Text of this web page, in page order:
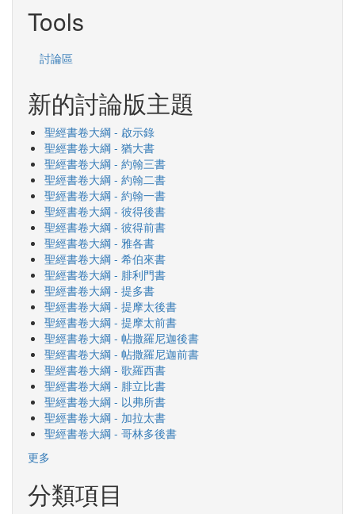
Tools
討論區
新的討論版主題
聖經書卷大綱 - 啟示錄
聖經書卷大綱 - 猶大書
聖經書卷大綱 - 約翰三書
聖經書卷大綱 - 約翰二書
聖經書卷大綱 - 約翰一書
聖經書卷大綱 - 彼得後書
聖經書卷大綱 - 彼得前書
聖經書卷大綱 - 雅各書
聖經書卷大綱 - 希伯來書
聖經書卷大綱 - 腓利門書
聖經書卷大綱 - 提多書
聖經書卷大綱 - 提摩太後書
聖經書卷大綱 - 提摩太前書
聖經書卷大綱 - 帖撒羅尼迦後書
聖經書卷大綱 - 帖撒羅尼迦前書
聖經書卷大綱 - 歌羅西書
聖經書卷大綱 - 腓立比書
聖經書卷大綱 - 以弗所書
聖經書卷大綱 - 加拉太書
聖經書卷大綱 - 哥林多後書
更多
分類項目